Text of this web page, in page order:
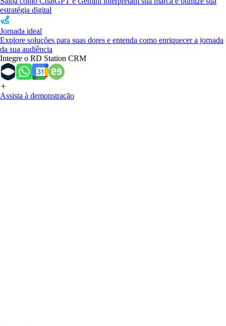
estratégia digital
Jornada ideal
Explore soluções para suas dores e entenda como enriquecer a jornada
da sua audiência
Integre o RD Station CRM
Assista à demonstração